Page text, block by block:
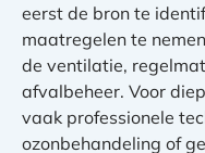
eerst de bron te
maatregelen te
de ventilatie,
afvalbeheer. Voor
vaak professionele
ozonbehandeling of